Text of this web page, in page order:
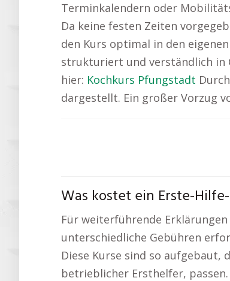
Terminkalendern oder
Da keine festen Zeiten
den Kurs optimal in den
strukturiert und verständlich in
hier: Kochkurs Pfungstadt
dargestellt. Ein großer Vorzug
Was kostet ein Erste-
Für weiterführende
unterschiedliche Gebühren
Diese Kurse sind so aufgebaut,
betrieblicher Ersthelfer,